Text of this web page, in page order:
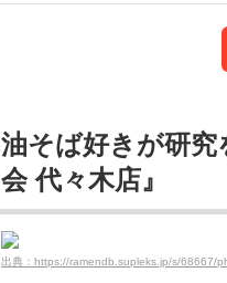
油そば好きが研
会 代々木店』
出典：https://ramendb.supleks.jp/s/68667/